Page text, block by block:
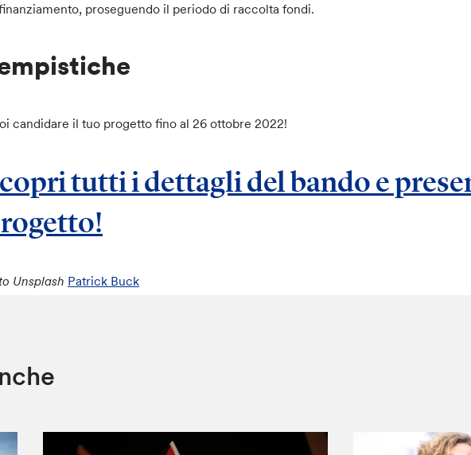
proseguendo il periodo di raccolta fondi.
candidare il tuo progetto fino al 26 ottobre 2022!
tutti i dettagli del bando e
Unsplash Patrick Buck